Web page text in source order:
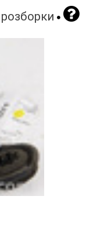
розборки